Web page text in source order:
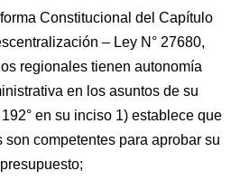
Constitucional del Capítulo
– Ley N° 27680,
regionales tienen autonomía
en los asuntos de su
en su inciso 1) establece que
son competentes para aprobar su